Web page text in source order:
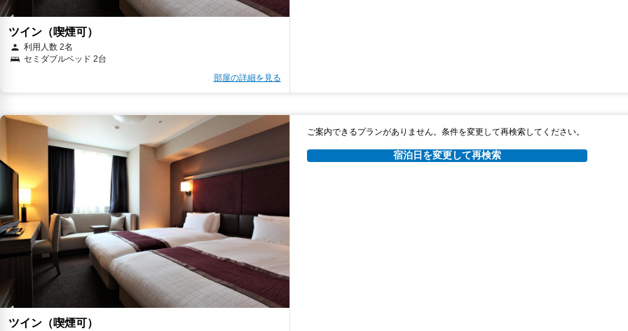
ツイン（喫煙可）
利用人数 2名
セミダブルベッド 2台
部屋の詳細を見る
ツイン（喫煙可）
ご案内できるプランがありません。条件を変更して再検索してください。
宿泊日を変更して再検索